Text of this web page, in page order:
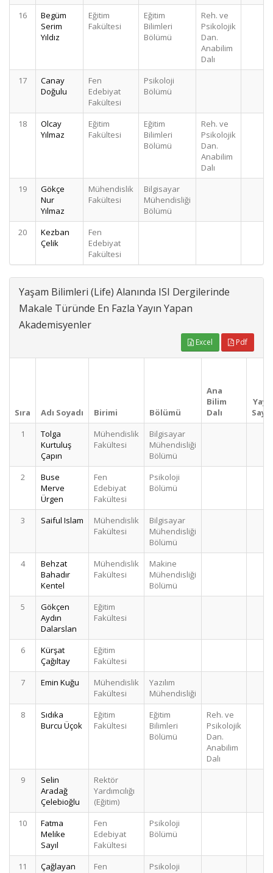
16
Begüm
Serim
Yıldız
Eğitim
Fakültesi
Eğitim
Bilimleri
Bölümü
Reh. ve
Psikolojik
Dan.
Anabilim
Dalı
17
Canay
Doğulu
Fen
Edebiyat
Fakültesi
Psikoloji
Bölümü
18
Olcay
Yılmaz
Eğitim
Fakültesi
Eğitim
Bilimleri
Bölümü
Reh. ve
Psikolojik
Dan.
Anabilim
Dalı
19
Gökçe
Nur
Yılmaz
Mühendislik
Fakültesi
Bilgisayar
Mühendisliği
Bölümü
20
Kezban
Çelik
Fen
Edebiyat
Fakültesi
Yaşam Bilimleri (Life) Alanında ISI Dergilerinde
Makale Türünde En Fazla Yayın Yapan
Akademisyenler
Excel Pdf
Sıra Adı Soyadı Birimi Bölümü
Ana
Bilim
Dalı
1
Tolga
Kurtuluş
Çapın
Mühendislik
Fakültesi
Bilgisayar
Mühendisliği
Bölümü
2
Buse
Merve
Ürgen
Fen
Edebiyat
Fakültesi
Psikoloji
Bölümü
3 Saiful Islam
Mühendislik
Fakültesi
Bilgisayar
Mühendisliği
Bölümü
4
Behzat
Bahadır
Kentel
Mühendislik
Fakültesi
Makine
Mühendisliği
Bölümü
5
Gökçen
Aydın
Dalarslan
Eğitim
Fakültesi
6
Kürşat
Çağıltay
Eğitim
Fakültesi
7 Emin Kuğu
Mühendislik
Fakültesi
Yazılım
Mühendisliği
8
Sıdıka
Burcu Üçok
Eğitim
Fakültesi
Eğitim
Bilimleri
Bölümü
Reh. ve
Psikolojik
Dan.
Anabilim
Dalı
9
Selin
Aradağ
Çelebioğlu
Rektör
Yardımcılığı
(Eğitim)
10
Fatma
Melike
Sayıl
Fen
Edebiyat
Fakültesi
Psikoloji
Bölümü
11
Çağlayan
Fen
Psikoloji